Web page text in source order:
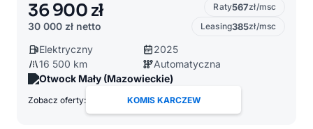
36 900 zł
30 000 zł netto
Raty567zł/msc
Leasing385zł/msc
Elektryczny
2025
16 500 km
Automatyczna
Otwock Mały (Mazowieckie)
Zobacz oferty: KOMIS KARCZEW